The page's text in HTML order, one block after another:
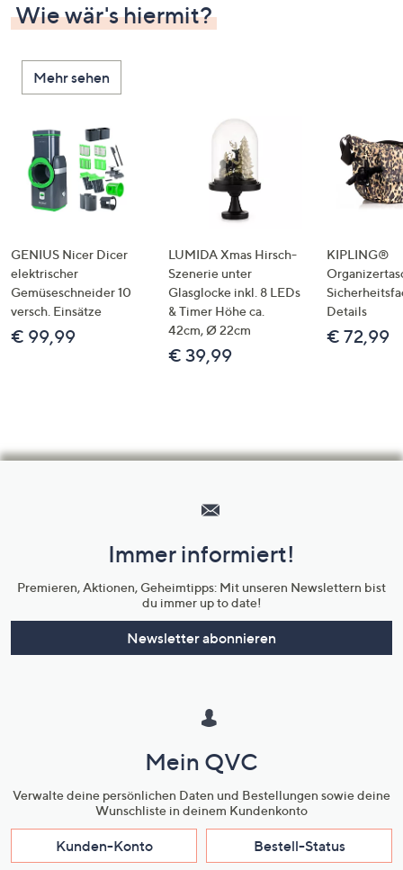
Wie wär's hiermit?
Mehr sehen
GENIUS Nicer Dicer
elektrischer
Gemüseschneider 10
versch. Einsätze
€ 99,99
LUMIDA Xmas Hirsch-
Szenerie unter
Glasglocke inkl. 8 LEDs
& Timer Höhe ca.
42cm, Ø 22cm
€ 39,99
KIPLING®
Details
€ 72,99
Unternehmensinformationen
Immer informiert!
Premieren, Aktionen, Geheimtipps: Mit unseren Newslettern bist
du immer up to date!
Newsletter abonnieren
Mein QVC
Verwalte deine persönlichen Daten und Bestellungen sowie deine
Wunschliste in deinem Kundenkonto
Kunden-Konto Bestell-Status